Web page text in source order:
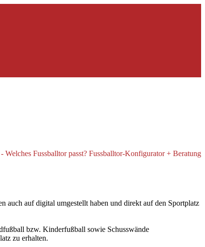
auch auf digital umgestellt haben und direkt auf den Sportplatz
bzw. Kinderfußball sowie Schusswände
zu erhalten.